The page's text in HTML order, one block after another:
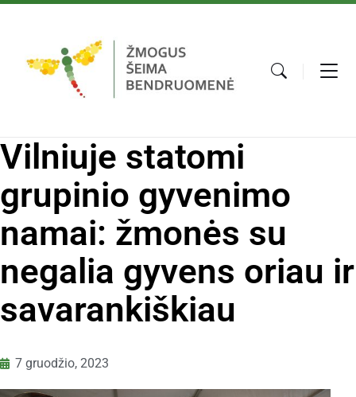
Vilniuje statomi
grupinio gyvenimo
namai: žmonės su
negalia gyvens oriau ir
savarankiškiau
7 gruodžio, 2023